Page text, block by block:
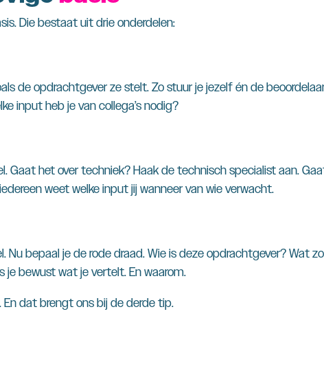
Die bestaat uit drie onderdelen:
de opdrachtgever ze stelt. Zo stuur je jezelf én de
input heb je van collega’s nodig?
Gaat het over techniek? Haak de technisch specialist aan.
weet welke input jij wanneer van wie verwacht.
bepaal je de rode draad. Wie is deze opdrachtgever? Wat
je bewust wat je vertelt. En waarom.
En dat brengt ons bij de derde tip.